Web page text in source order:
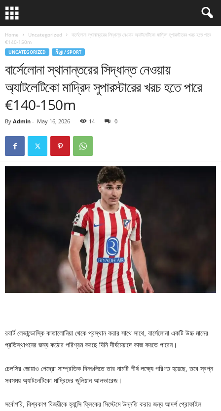
Home Uncategorized
বার্সেলোনা স্থানান্তরের সিদ্ধান্ত নেওয়ায় অ্যাটলেটিকো মাদ্রিদ সুপারস্টারের খরচ হতে পারে
€140-150m
UNCATEGORIZED កីឡា / SPORT
বার্সেলোনা স্থানান্তরের সিদ্ধান্ত নেওয়ায়
অ্যাটলেটিকো মাদ্রিদ সুপারস্টারের খরচ হতে পারে
€140-150m
By Admin - May 16, 2026 14 0
রবার্ট লেভান্ডোস্কি কাতালোনিয়া থেকে প্রস্থান করার সাথে সাথে, বার্সেলোনা একটি উচ্চ মানের
প্রতিস্থাপনের জন্য কঠোর পরিশ্রম করছে যিনি দীর্ঘমেয়াদে কাজ করতে পারেন।
চেলসির জোয়াও পেদ্রো সাম্প্রতিক দিনগুলিতে তার নামটি শীর্ষ লক্ষ্যে পরিণত হয়েছে, তবে স্বপ্ন
সবসময় অ্যাটলেটিকো মাদ্রিদের জুলিয়ান আলভারেজ।
সর্বোপরি, বিশ্বকাপ বিজয়ীকে হ্যান্সি ফ্লিকের সিস্টেমে উন্নতি করার জন্য আদর্শ প্রোফাইল